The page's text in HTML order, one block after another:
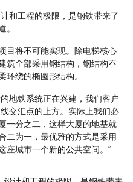
和工程的极限，是钢铁带来了
目将不可能实现。除电梯核心
筑全部采用钢结构，钢结构不
绕的椭圆形结构。
地铁系统正在兴建，我们客户
交汇点的上方。实际上我们必
一分之二，这样大厦的地基就
二为一，最优雅的方式是采用
座城市一个新的公共空间。”